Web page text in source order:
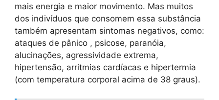
mais energia e maior movimento. Mas muitos
dos indivíduos que consomem essa substância
também apresentam sintomas negativos, como:
ataques de pânico , psicose, paranóia,
alucinações, agressividade extrema,
hipertensão, arritmias cardíacas e hipertermia
(com temperatura corporal acima de 38 graus).